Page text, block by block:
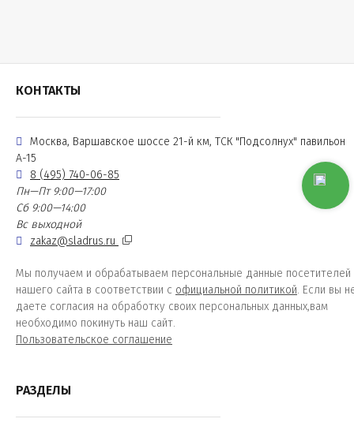
КОНТАКТЫ
Москва, Варшавское шоссе 21-й км, ТСК "Подсолнух" павильон
А-15
8 (495) 740-06-85
Пн—Пт 9:00—17:00
Сб 9:00—14:00
Вс выходной
zakaz@sladrus.ru
Мы получаем и обрабатываем персональные данные посетителей
нашего сайта в соответствии с официальной политикой. Если вы
даете согласия на обработку своих персональных данных,вам
необходимо покинуть наш сайт.
Пользовательское соглашение
РАЗДЕЛЫ